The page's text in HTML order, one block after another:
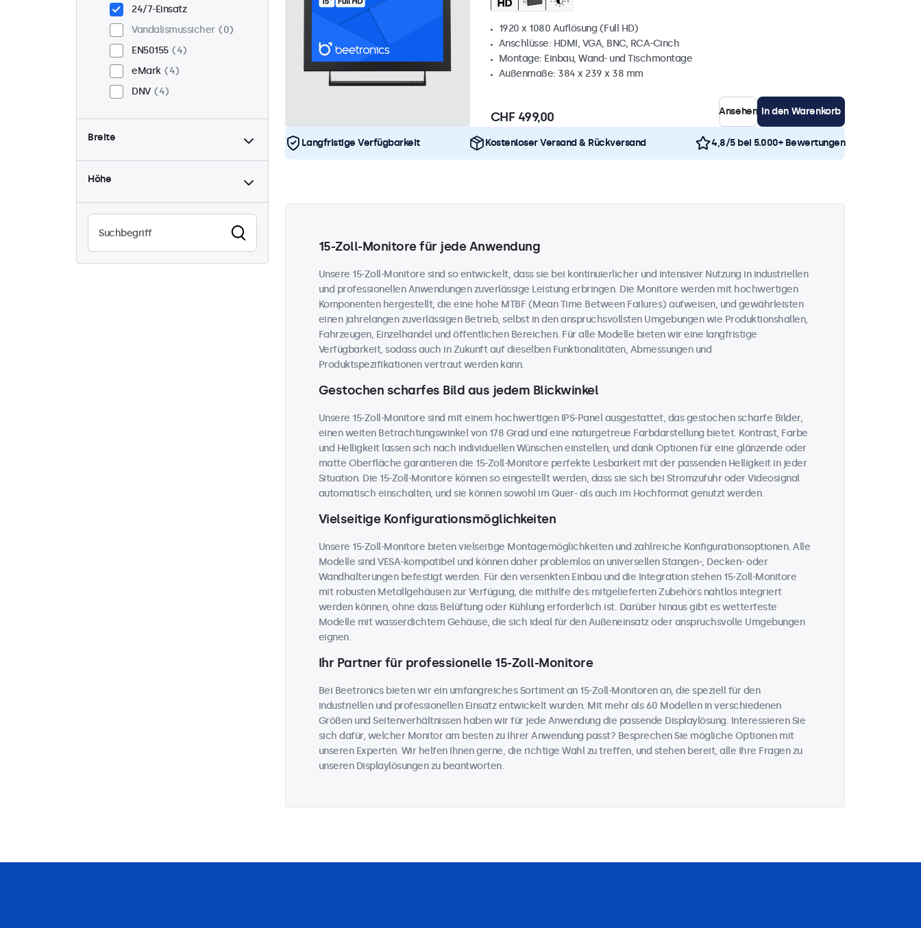
24/7-Einsatz
Vandalismussicher
0
EN50155
4
eMark
4
DNV
4
Breite
Höhe
1920 x 1080 Auflösung (Full HD)
Anschlüsse: HDMI, VGA, BNC, RCA-Cinch
Montage: Einbau, Wand- und Tischmontage
Außenmaße: 384 x 239 x 38 mm
CHF 499,00 Ansehen In den Warenkorb
Langfristige Verfügbarkeit Kostenloser Versand & Rückversand 4,8/5 bei 5.000+ Bewertungen
15-Zoll-Monitore für jede Anwendung
Unsere 15-Zoll-Monitore sind so entwickelt, dass sie bei kontinuierlicher und intensiver Nutzung in industriellen
und professionellen Anwendungen zuverlässige Leistung erbringen. Die Monitore werden mit hochwertigen
Komponenten hergestellt, die eine hohe MTBF (Mean Time Between Failures) aufweisen, und gewährleisten
einen jahrelangen zuverlässigen Betrieb, selbst in den anspruchsvollsten Umgebungen wie Produktionshallen,
Fahrzeugen, Einzelhandel und öffentlichen Bereichen. Für alle Modelle bieten wir eine langfristige
Verfügbarkeit, sodass auch in Zukunft auf dieselben Funktionalitäten, Abmessungen und
Produktspezifikationen vertraut werden kann.
Gestochen scharfes Bild aus jedem Blickwinkel
Unsere 15-Zoll-Monitore sind mit einem hochwertigen IPS-Panel ausgestattet, das gestochen scharfe Bilder,
einen weiten Betrachtungswinkel von 178 Grad und eine naturgetreue Farbdarstellung bietet. Kontrast, Farbe
und Helligkeit lassen sich nach individuellen Wünschen einstellen, und dank Optionen für eine glänzende oder
matte Oberfläche garantieren die 15-Zoll-Monitore perfekte Lesbarkeit mit der passenden Helligkeit in jeder
Situation. Die 15-Zoll-Monitore können so eingestellt werden, dass sie sich bei Stromzufuhr oder Videosignal
automatisch einschalten, und sie können sowohl im Quer- als auch im Hochformat genutzt werden.
Vielseitige Konfigurationsmöglichkeiten
Unsere 15-Zoll-Monitore bieten vielseitige Montagemöglichkeiten und zahlreiche Konfigurationsoptionen. Alle
Modelle sind VESA-kompatibel und können daher problemlos an universellen Stangen-, Decken- oder
Wandhalterungen befestigt werden. Für den versenkten Einbau und die Integration stehen 15-Zoll-Monitore
mit robusten Metallgehäusen zur Verfügung, die mithilfe des mitgelieferten Zubehörs nahtlos integriert
werden können, ohne dass Belüftung oder Kühlung erforderlich ist. Darüber hinaus gibt es wetterfeste
Modelle mit wasserdichtem Gehäuse, die sich ideal für den Außeneinsatz oder anspruchsvolle Umgebungen
eignen.
Ihr Partner für professionelle 15-Zoll-Monitore
Bei Beetronics bieten wir ein umfangreiches Sortiment an 15-Zoll-Monitoren an, die speziell für den
industriellen und professionellen Einsatz entwickelt wurden. Mit mehr als 60 Modellen in verschiedenen
Größen und Seitenverhältnissen haben wir für jede Anwendung die passende Displaylösung. Interessieren Sie
sich dafür, welcher Monitor am besten zu Ihrer Anwendung passt? Besprechen Sie mögliche Optionen mit
unseren Experten. Wir helfen Ihnen gerne, die richtige Wahl zu treffen, und stehen bereit, alle Ihre Fragen zu
unseren Displaylösungen zu beantworten.